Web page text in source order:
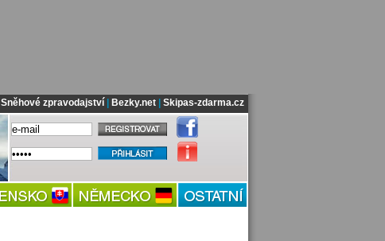
Sněhové zpravodajství| Bezky.net| Skipas-zdarma.cz